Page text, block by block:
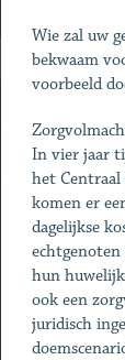
Wie zal uw
bekwaam
voor­beeld
In vier jaar
het Centraal
komen er
dagelijkse
hun
ook een
juridisch